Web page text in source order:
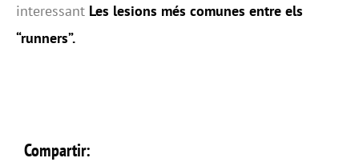
interessant Les lesions més comunes entre els
“runners”.
Compartir: